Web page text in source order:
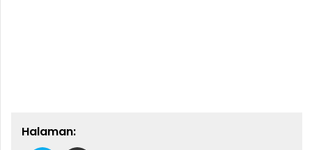
Halaman: